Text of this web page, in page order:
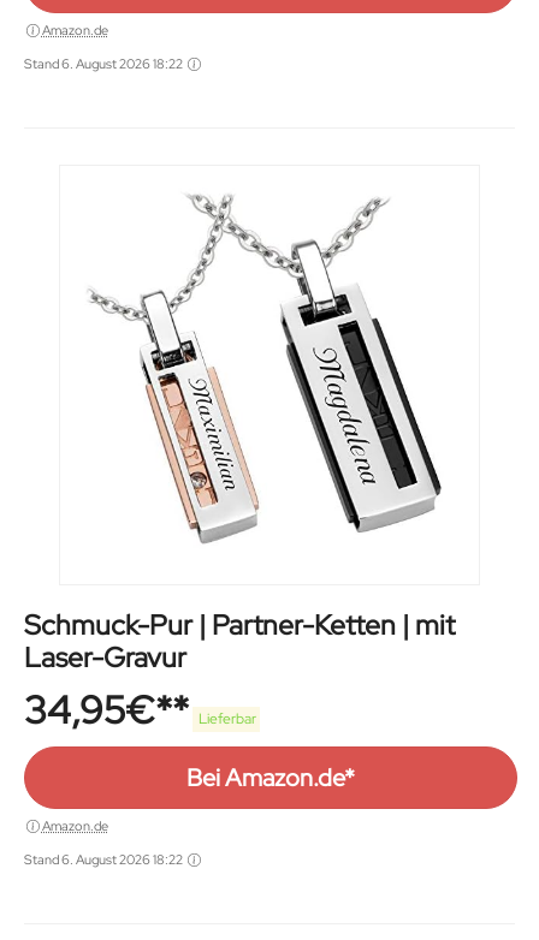
Amazon.de
Stand 6. August 2026 18:22
Schmuck-Pur | Partner-Ketten | mit
Laser-Gravur
34,95€ Lieferbar
Bei Amazon.de*
Amazon.de
Stand 6. August 2026 18:22